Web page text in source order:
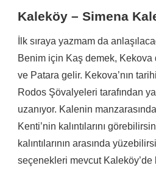
Kaleköy – Simena
İlk sıraya yazmam da
Benim için Kaş demek,
ve Patara gelir. Kekova’nın
Rodos Şövalyeleri tarafından
uzanıyor. Kalenin
Kenti’nin kalıntılarını
kalıntılarının arasında
seçenekleri mevcut